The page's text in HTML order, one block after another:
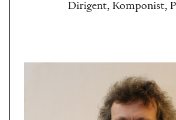
Dirigent, Komponist,